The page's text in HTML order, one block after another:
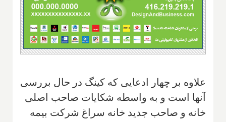
علاوه بر چهار ادعایی که کینگ در حال بررسی
آنها است و به واسطه شکایات صاحب اصلی
خانه و صاحب جدید خانه سراغ شرکت بیمه